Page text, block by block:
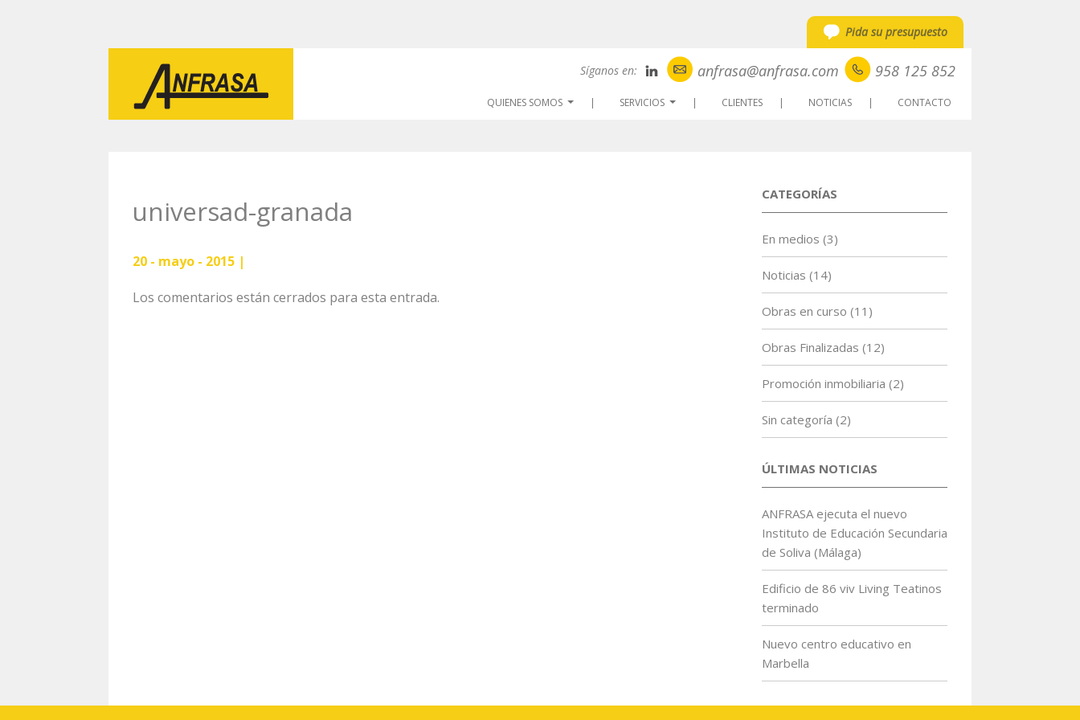
Pida su presupuesto
Síganos en: anfrasa@anfrasa.com 958 125 852
QUIENES SOMOS SERVICIOS CLIENTES NOTICIAS CONTACTO
universad-granada
20 - mayo - 2015 |
Los comentarios están cerrados para esta entrada.
CATEGORÍAS
En medios (3)
Noticias (14)
Obras en curso (11)
Obras Finalizadas (12)
Promoción inmobiliaria (2)
Sin categoría (2)
ÚLTIMAS NOTICIAS
ANFRASA ejecuta el nuevo
Instituto de Educación Secundaria
de Soliva (Málaga)
Edificio de 86 viv Living Teatinos
terminado
Nuevo centro educativo en
Marbella